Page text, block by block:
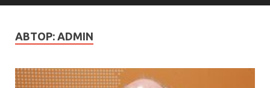
АВТОР: ADMIN